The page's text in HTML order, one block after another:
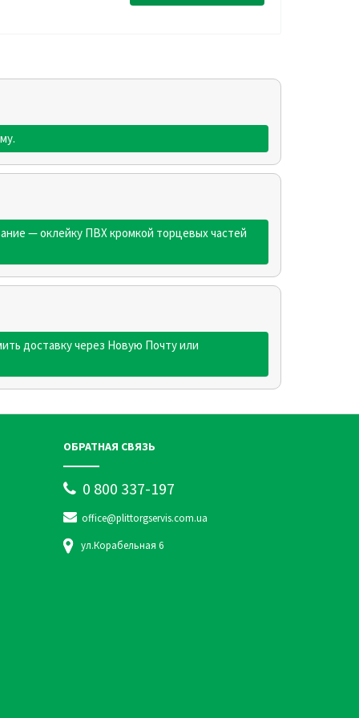
— оклейку ПВХ кромкой торцевых частей
доставку через Новую Почту или
ОБРАТНАЯ СВЯЗЬ
0 800 337-197
office@plittorgservis.com.ua
ул.Корабельная 6